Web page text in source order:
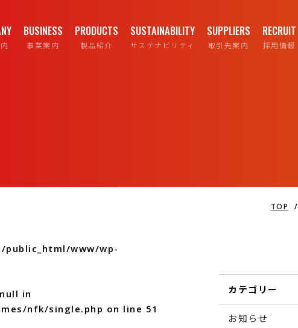
BUSINESS
事業案内
PRODUCTS
製品紹介
SUSTAINABILITY
サステナビリティ
SUPPLIERS
取引先案内
RECRUIT
採用情報
TOP /
public_html/www/wp-
in
nfk/single.php on line 51
カテゴリー
お知らせ